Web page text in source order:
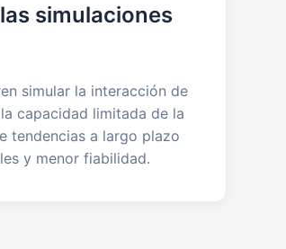
simulaciones
simular la interacción de
capacidad limitada de la
tendencias a largo plazo
y menor fiabilidad.